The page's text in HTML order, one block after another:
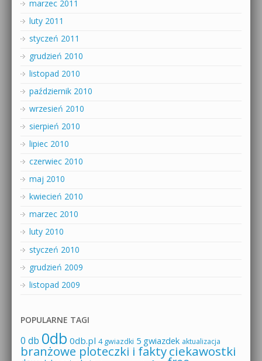
marzec 2011
luty 2011
styczeń 2011
grudzień 2010
listopad 2010
październik 2010
wrzesień 2010
sierpień 2010
lipiec 2010
czerwiec 2010
maj 2010
kwiecień 2010
marzec 2010
luty 2010
styczeń 2010
grudzień 2009
listopad 2009
POPULARNE TAGI
0 db 0db 0db.pl 4 gwiazdki 5 gwiazdek aktualizacja
branżowe ploteczki i faktyciekawostki